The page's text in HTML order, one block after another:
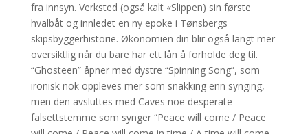
fra innsyn. Verksted (også kalt «Slippen) sin første
hvalbåt og innledet en ny epoke i Tønsbergs
skipsbyggerhistorie. Økonomien din blir også langt mer
oversiktlig når du bare har ett lån å forholde deg til.
“Ghosteen” åpner med dystre “Spinning Song”, som
ironisk nok oppleves mer som snakking enn synging,
men den avsluttes med Caves noe desperate
falsettstemme som synger “Peace will come / Peace